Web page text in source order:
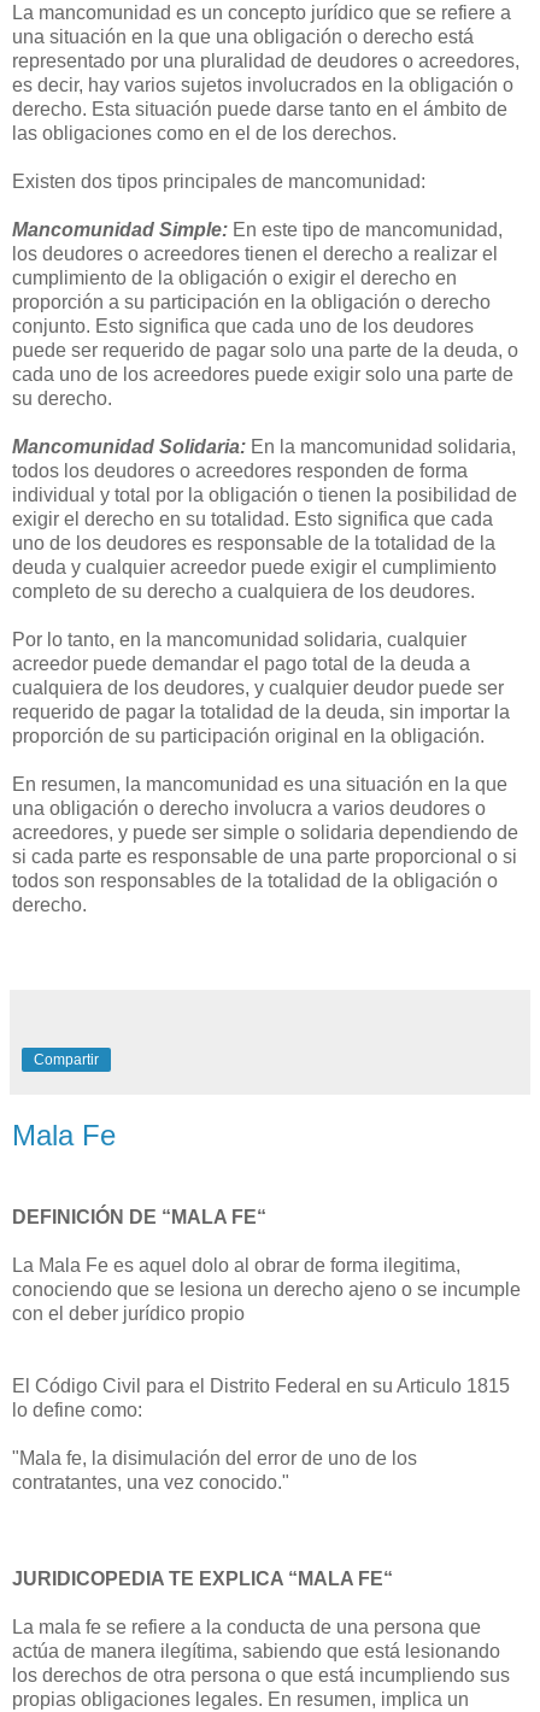
La mancomunidad es un concepto jurídico que se refiere a
una situación en la que una obligación o derecho está
representado por una pluralidad de deudores o acreedores,
es decir, hay varios sujetos involucrados en la obligación o
derecho. Esta situación puede darse tanto en el ámbito de
las obligaciones como en el de los derechos.
Existen dos tipos principales de mancomunidad:
Mancomunidad Simple: En este tipo de mancomunidad,
los deudores o acreedores tienen el derecho a realizar el
cumplimiento de la obligación o exigir el derecho en
proporción a su participación en la obligación o derecho
conjunto. Esto significa que cada uno de los deudores
puede ser requerido de pagar solo una parte de la deuda, o
cada uno de los acreedores puede exigir solo una parte de
su derecho.
Mancomunidad Solidaria: En la mancomunidad solidaria,
todos los deudores o acreedores responden de forma
individual y total por la obligación o tienen la posibilidad de
exigir el derecho en su totalidad. Esto significa que cada
uno de los deudores es responsable de la totalidad de la
deuda y cualquier acreedor puede exigir el cumplimiento
completo de su derecho a cualquiera de los deudores.
Por lo tanto, en la mancomunidad solidaria, cualquier
acreedor puede demandar el pago total de la deuda a
cualquiera de los deudores, y cualquier deudor puede ser
requerido de pagar la totalidad de la deuda, sin importar la
proporción de su participación original en la obligación.
En resumen, la mancomunidad es una situación en la que
una obligación o derecho involucra a varios deudores o
acreedores, y puede ser simple o solidaria dependiendo de
si cada parte es responsable de una parte proporcional o si
todos son responsables de la totalidad de la obligación o
derecho.
Compartir
Mala Fe
DEFINICIÓN DE “MALA FE“
La Mala Fe es aquel dolo al obrar de forma ilegitima,
conociendo que se lesiona un derecho ajeno o se incumple
con el deber jurídico propio
El Código Civil para el Distrito Federal en su Articulo 1815
lo define como:
"Mala fe, la disimulación del error de uno de los
contratantes, una vez conocido."
JURIDICOPEDIA TE EXPLICA “MALA FE“
La mala fe se refiere a la conducta de una persona que
actúa de manera ilegítima, sabiendo que está lesionando
los derechos de otra persona o que está incumpliendo sus
propias obligaciones legales. En resumen, implica un